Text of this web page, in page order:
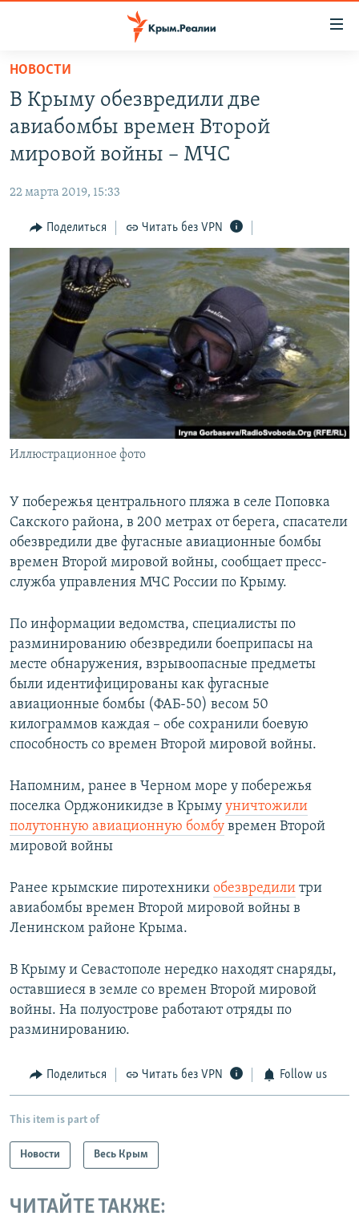
Вернуться
основному
содержанию
главной
навигации
Вернутся
поиску
СПЕЦПРОЕКТЫ
11 ЛЕТ ОККУПАЦИИ КРЫМА. 11 ИСТОРИЙ СОПРОТИВЛЕНИЯ
ЕЩЕ
ИНТЕРАКТИВ
ИНФОГРАФИКА
ТЕЛЕПРОЕКТ КРЫМ.РЕАЛИИ
СОВЕТЫ ПРАВОЗАЩИТНИКОВ
ПРОПАВШИЕ БЕЗ ВЕСТИ
ПОБЕДИТЕЛЕЙ НЕ СУДЯТ?
КРЫМ.НЕПОКОРЕННЫЙ
ELIFBE
УКРАИНСКАЯ ПРОБЛЕМА КРЫМА
РАДІО СВОБОДА
КАК ОБОЙТИ БЛОКИРОВКУ
Українською
Qırımtatar
ПРИСОЕДИНЯЙТЕСЬ!
НОВОСТИ
В Крыму обезвредили две
авиабомбы времен Второй
мировой войны – МЧС
22 марта 2019, 15:33
Поделиться Читать без VPN
Иллюстрационное фото
У побережья центрального пляжа в селе Поповка
Сакского района, в 200 метрах от берега, спасатели
обезвредили две фугасные авиационные бомбы
времен Второй мировой войны, сообщает пресс-
служба управления МЧС России по Крыму.
По информации ведомства, специалисты по
разминированию обезвредили боеприпасы на
месте обнаружения, взрывоопасные предметы
были идентифицированы как фугасные
авиационные бомбы (ФАБ-50) весом 50
килограммов каждая – обе сохранили боевую
способность со времен Второй мировой войны.
Напомним, ранее в Черном море у побережья
поселка Орджоникидзе в Крыму уничтожили
полутонную авиационную бомбу времен Второй
мировой войны
Ранее крымские пиротехники обезвредили три
авиабомбы времен Второй мировой войны в
Ленинском районе Крыма.
В Крыму и Севастополе нередко находят снаряды,
оставшиеся в земле со времен Второй мировой
войны. На полуострове работают отряды по
разминированию.
Поделиться Читать без VPN Follow us
This item is part of
Новости Весь Крым
ЧИТАЙТЕ ТАКЖЕ: